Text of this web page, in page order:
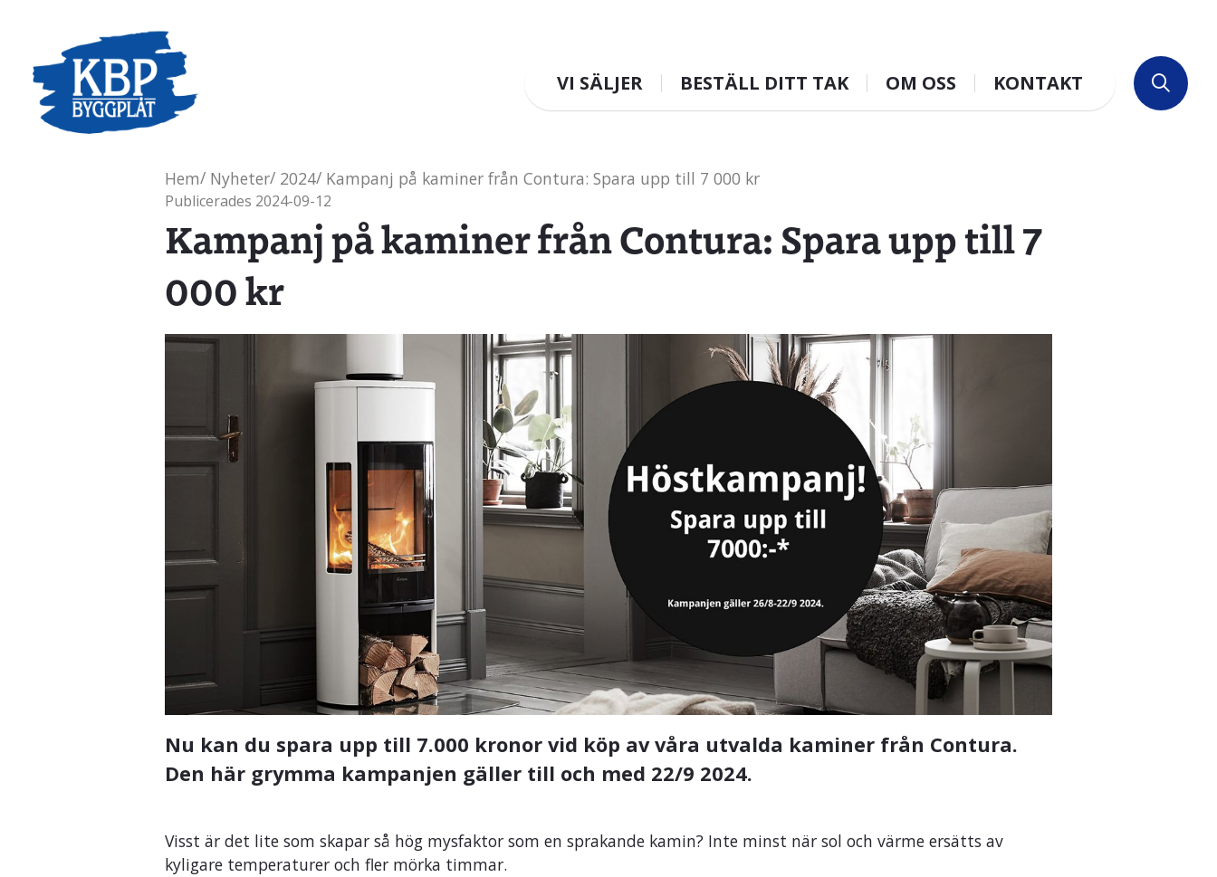
VI SÄLJER BESTÄLL DITT TAK OM OSS KONTAKT
Sök
Hem Nyheter 2024 Kampanj på kaminer från Contura: Spara upp till 7 000 kr
Kampanj på kaminer från Contura: Spara upp till 7
000 kr
Publicerades 2024-09-12
Nu kan du spara upp till 7.000 kronor vid köp av våra utvalda kaminer från Contura.
Den här grymma kampanjen gäller till och med 22/9 2024.
Visst är det lite som skapar så hög mysfaktor som en sprakande kamin? Inte minst när sol och värme ersätts av
kyligare temperaturer och fler mörka timmar.